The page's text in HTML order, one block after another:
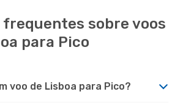
sobre voos
para Pico
voo de Lisboa para Pico?